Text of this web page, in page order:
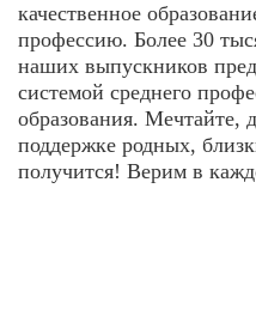
качественное
профессию. Более 30
наших выпускников
системой среднего
образования. Мечтайте,
поддержке родных,
получится! Верим в